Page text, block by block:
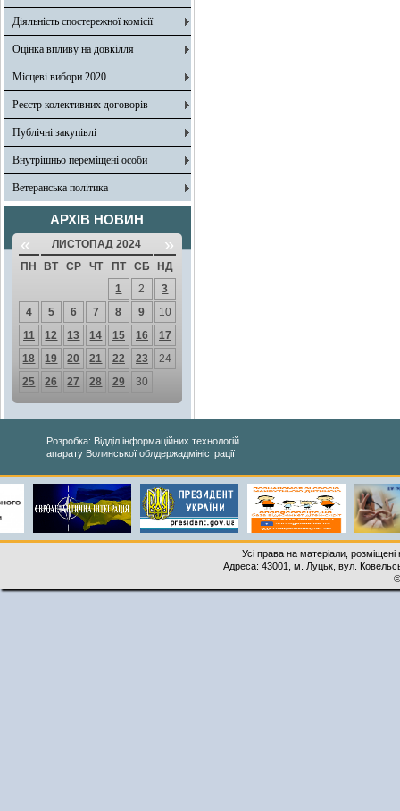
Діяльність спостережної комісії
Оцінка впливу на довкілля
Місцеві вибори 2020
Реєстр колективних договорів
Публічні закупівлі
Внутрішньо переміщені особи
Ветеранська політика
АРХІВ НОВИН
« ЛИСТОПАД 2024 »
ПН ВТ СР ЧТ ПТ СБ
НД
1
2
3
4
5 6 7 8 9
10
11
12 13 14 15 16
17
18
19 20 21 22 23
24
25
26 27 28 29 30
Розробка: Відділ інформаційних технологій
апарату Волинської облдержадміністрації
Усі права на матеріали,
Адреса: 43001, м. Луцьк, вул.